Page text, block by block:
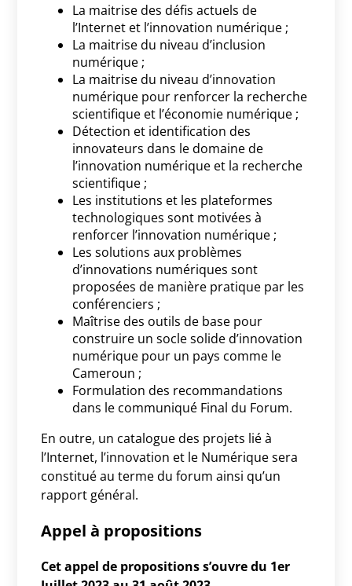
La maitrise des défis actuels de
l’Internet et l’innovation numérique ;
La maitrise du niveau d’inclusion
numérique ;
La maitrise du niveau d’innovation
numérique pour renforcer la recherche
scientifique et l’économie numérique ;
Détection et identification des
innovateurs dans le domaine de
l’innovation numérique et la recherche
scientifique ;
Les institutions et les plateformes
technologiques sont motivées à
renforcer l’innovation numérique ;
Les solutions aux problèmes
d’innovations numériques sont
proposées de manière pratique par les
conférenciers ;
Maîtrise des outils de base pour
construire un socle solide d’innovation
numérique pour un pays comme le
Cameroun ;
Formulation des recommandations
dans le communiqué Final du Forum.
En outre, un catalogue des projets lié à
l’Internet, l’innovation et le Numérique sera
constitué au terme du forum ainsi qu’un
rapport général.
Appel à propositions
Cet appel de propositions s’ouvre du 1er